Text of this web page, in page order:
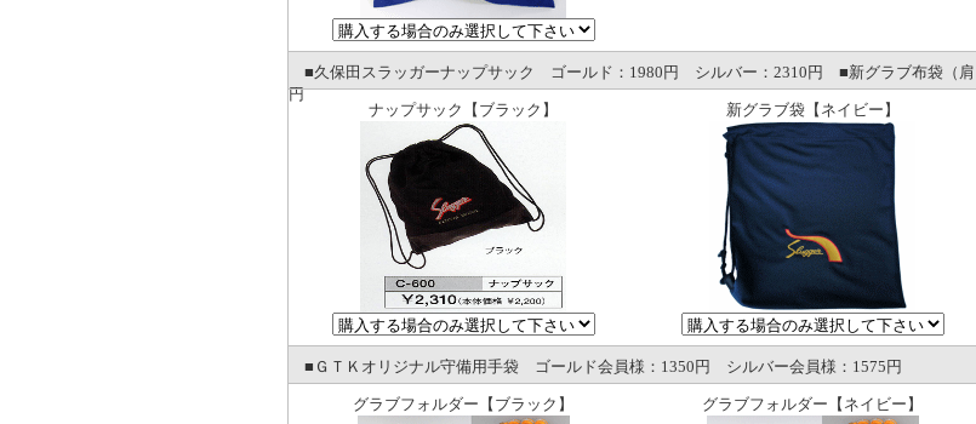
■久保田スラッガーナップサック ゴールド：1980円 シルバー：2310円 ■新グラブ布袋（
円
ナップサック【ブラック】
新グラブ袋【ネイビー】
■ＧＴＫオリジナル守備用手袋 ゴールド会員様：1350円 シルバー会員様：1575円
グラブフォルダー【ブラック】 グラブフォルダー【ネイビー】